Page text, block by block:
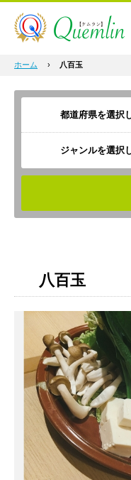
ホーム › 八百玉
ジャンルを選択
八百玉